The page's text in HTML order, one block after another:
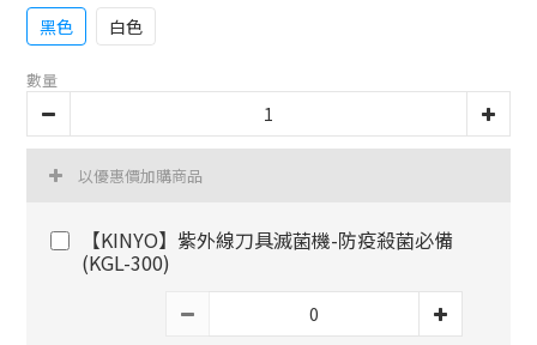
黑色 白色
數量
以優惠價加購商品
【KINYO】紫外線刀具滅菌機-防疫殺菌必備
(KGL-300)